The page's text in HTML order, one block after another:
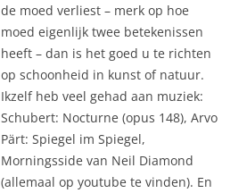
de moed verliest – merk op hoe
moed eigenlijk twee betekenissen
heeft – dan is het goed u te richten
op schoonheid in kunst of natuur.
Ikzelf heb veel gehad aan muziek:
Schubert: Nocturne (opus 148), Arvo
Pärt: Spiegel im Spiegel,
Morningsside van Neil Diamond
(allemaal op youtube te vinden). En